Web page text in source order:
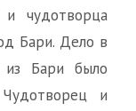
чудотворца
Бари. Дело в
из Бари было
и